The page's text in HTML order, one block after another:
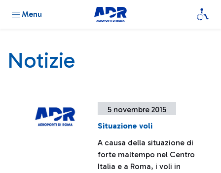
Menu
Notizie
5 novembre 2015
Situazione voli
A causa della situazione di
forte maltempo nel Centro
Italia e a Roma, i voli in